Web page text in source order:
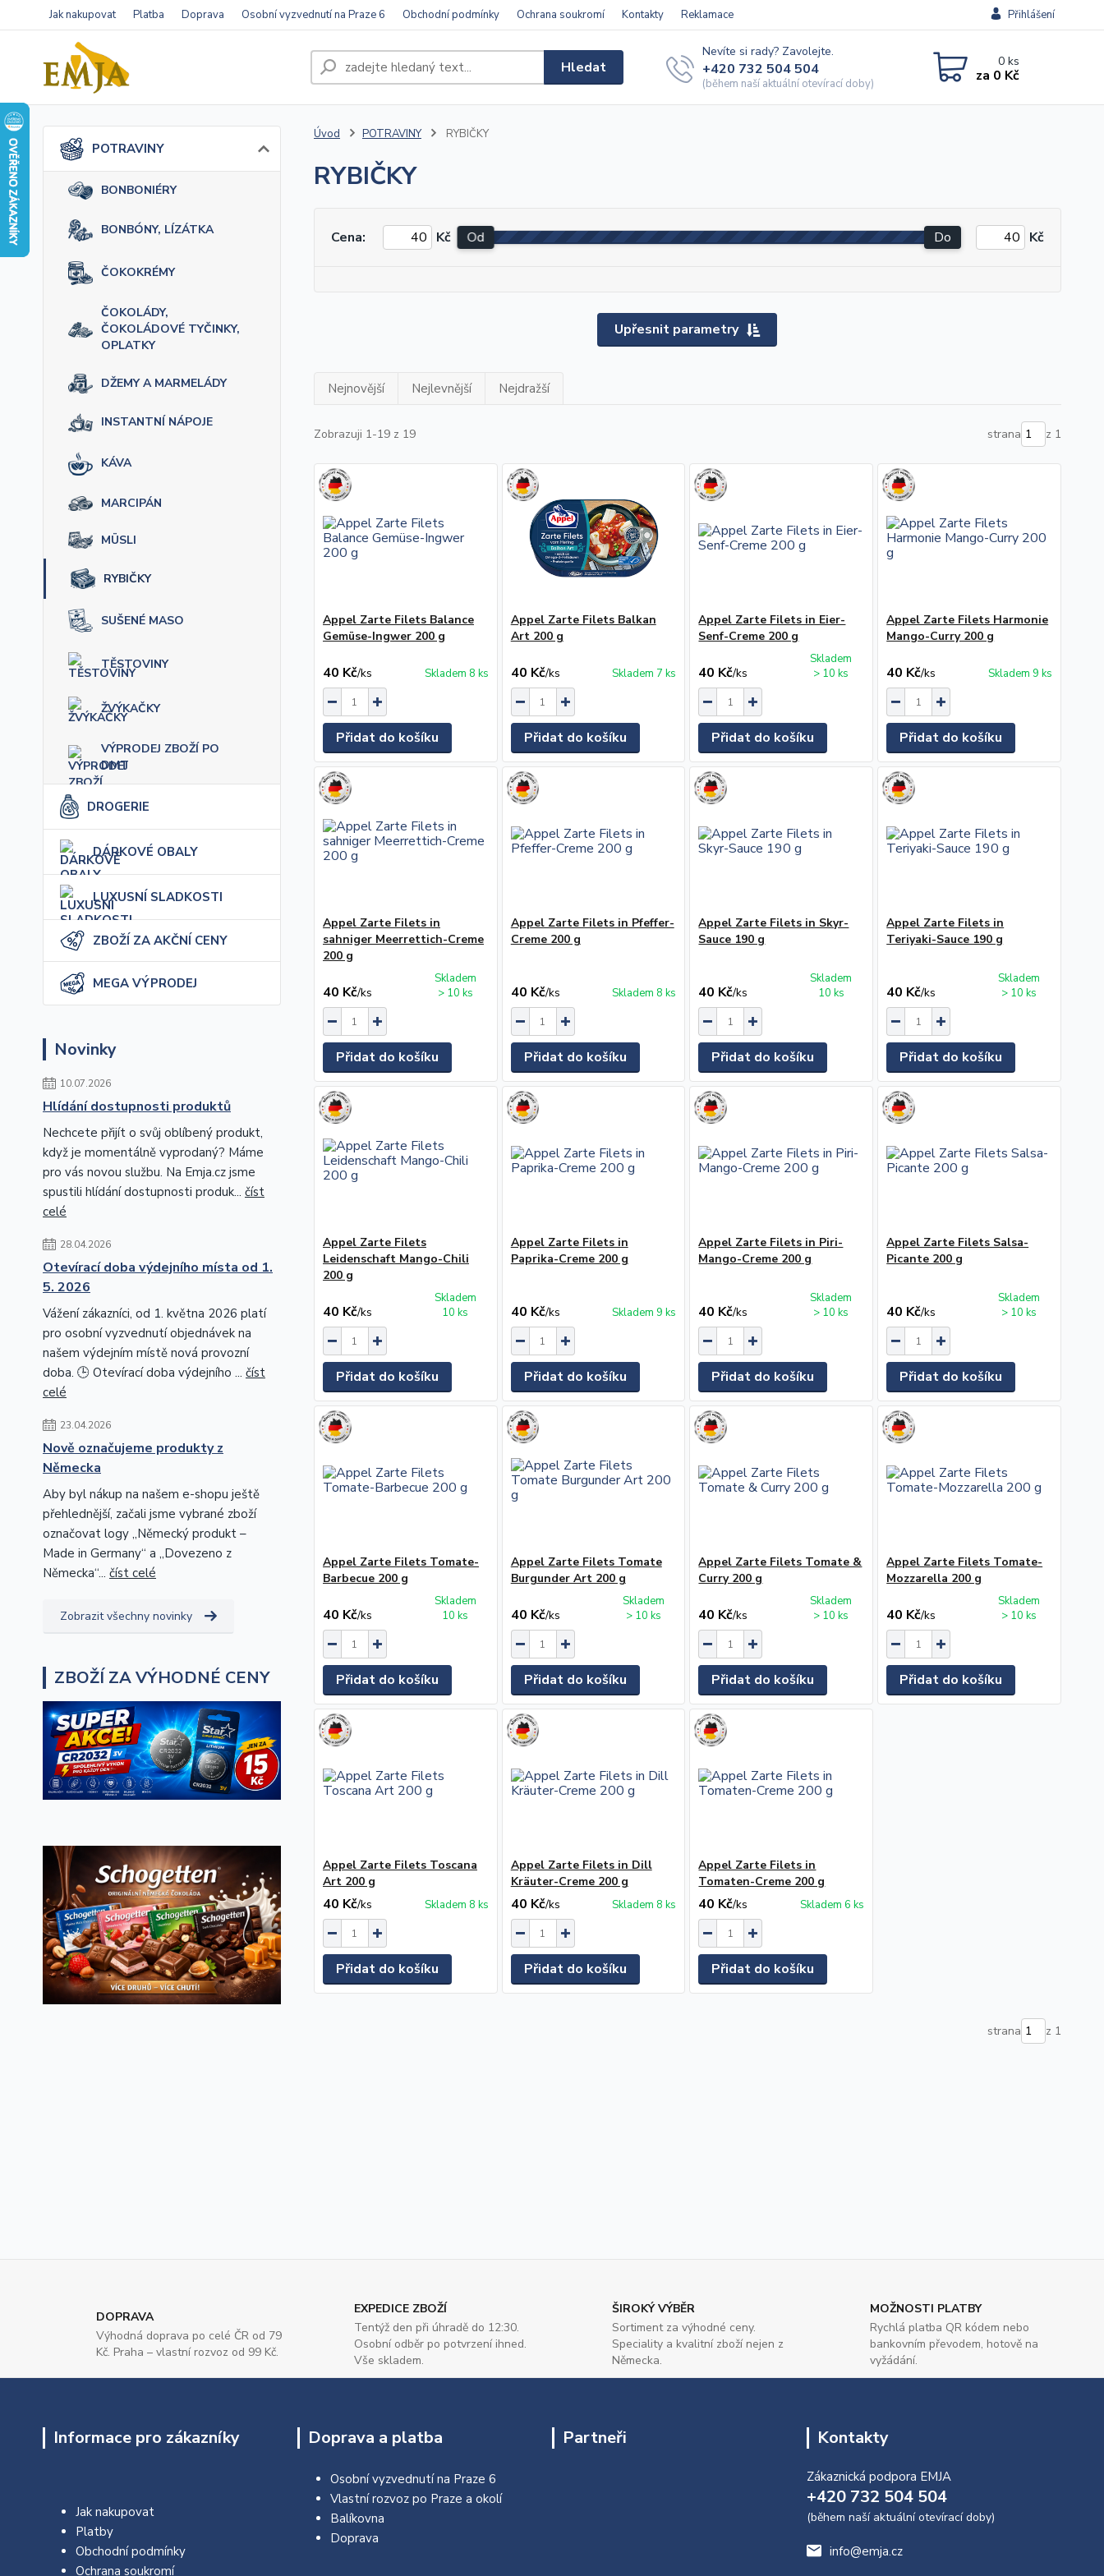
Jak nakupovat Platba Doprava Osobní vyzvednutí na Praze 6 Obchodní podmínky Ochrana soukromí Kontakty Reklamace Přihlášení
Hledat
Nevíte si rady? Zavolejte.
+420 732 504 504
(během naší aktuální otevírací doby)
0ks
za 0 Kč
POTRAVINY
BONBONIÉRY
BONBÓNY, LÍZÁTKA
ČOKOKRÉMY
ČOKOLÁDY,
ČOKOLÁDOVÉ TYČINKY,
OPLATKY
DŽEMY A MARMELÁDY
INSTANTNÍ NÁPOJE
KÁVA
MARCIPÁN
MÜSLI
RYBIČKY
SUŠENÉ MASO
TĚSTOVINY
ŽVÝKAČKY
VÝPRODEJ ZBOŽÍ PO
DMT
DROGERIE
DÁRKOVÉ OBALY
LUXUSNÍ SLADKOSTI
ZBOŽÍ ZA AKČNÍ CENY
MEGA VÝPRODEJ
Novinky
10.07.2026
Hlídání dostupnosti produktů
Nechcete přijít o svůj oblíbený produkt,
když je momentálně vyprodaný? Máme
pro vás novou službu. Na Emja.cz jsme
spustili hlídání dostupnosti produk... číst
celé
28.04.2026
Otevírací doba výdejního místa od 1.
5. 2026
Vážení zákazníci, od 1. května 2026 platí
pro osobní vyzvednutí objednávek na
našem výdejním místě nová provozní
doba. 🕒 Otevírací doba výdejního ... číst
celé
23.04.2026
Nově označujeme produkty z
Německa
Aby byl nákup na našem e-shopu ještě
přehlednější, začali jsme vybrané zboží
označovat logy „Německý produkt –
Made in Germany“ a „Dovezeno z
Německa“... číst celé
Zobrazit všechny novinky
ZBOŽÍ ZA VÝHODNÉ CENY
Úvod POTRAVINY RYBIČKY
RYBIČKY
Upřesnit parametry
Cena: Kč Od Do Kč
Nejnovější Nejlevnější Nejdražší
Zobrazuji 1-19 z 19 strana z 1
Appel Zarte Filets Balance
Gemüse-Ingwer 200 g
40 Kč/ks Skladem 8 ks
Přidat do košíku
Appel Zarte Filets Balkan
Art 200 g
40 Kč/ks Skladem 7 ks
Přidat do košíku
Appel Zarte Filets in Eier-
Senf-Creme 200 g
40 Kč/ks
Skladem
> 10 ks
Přidat do košíku
Appel Zarte Filets Harmonie
Mango-Curry 200 g
40 Kč/ks Skladem 9 ks
Přidat do košíku
Appel Zarte Filets in
sahniger Meerrettich-Creme
200 g
40 Kč/ks
Skladem
> 10 ks
Přidat do košíku
Appel Zarte Filets in Pfeffer-
Creme 200 g
40 Kč/ks Skladem 8 ks
Přidat do košíku
Appel Zarte Filets in Skyr-
Sauce 190 g
40 Kč/ks
Skladem
10 ks
Přidat do košíku
Appel Zarte Filets in
Teriyaki-Sauce 190 g
40 Kč/ks
Skladem
> 10 ks
Přidat do košíku
Appel Zarte Filets
Leidenschaft Mango-Chili
200 g
40 Kč/ks
Skladem
10 ks
Přidat do košíku
Appel Zarte Filets in
Paprika-Creme 200 g
40 Kč/ks Skladem 9 ks
Přidat do košíku
Appel Zarte Filets in Piri-
Mango-Creme 200 g
40 Kč/ks
Skladem
> 10 ks
Přidat do košíku
Appel Zarte Filets Salsa-
Picante 200 g
40 Kč/ks
Skladem
> 10 ks
Přidat do košíku
Appel Zarte Filets Tomate-
Barbecue 200 g
40 Kč/ks
Skladem
10 ks
Přidat do košíku
Appel Zarte Filets Tomate
Burgunder Art 200 g
40 Kč/ks
Skladem
> 10 ks
Přidat do košíku
Appel Zarte Filets Tomate &
Curry 200 g
40 Kč/ks
Skladem
> 10 ks
Přidat do košíku
Appel Zarte Filets Tomate-
Mozzarella 200 g
40 Kč/ks
Skladem
> 10 ks
Přidat do košíku
Appel Zarte Filets Toscana
Art 200 g
40 Kč/ks Skladem 8 ks
Přidat do košíku
Appel Zarte Filets in Dill
Kräuter-Creme 200 g
40 Kč/ks Skladem 8 ks
Přidat do košíku
Appel Zarte Filets in
Tomaten-Creme 200 g
40 Kč/ks Skladem 6 ks
Přidat do košíku
strana z 1
DOPRAVA
Výhodná doprava po celé ČR od 79
Kč. Praha – vlastní rozvoz od 99 Kč.
EXPEDICE ZBOŽÍ
Tentýž den při úhradě do 12:30.
Osobní odběr po potvrzení ihned.
Vše skladem.
ŠIROKÝ VÝBĚR
Sortiment za výhodné ceny.
Speciality a kvalitní zboží nejen z
Německa.
MOŽNOSTI PLATBY
Rychlá platba QR kódem nebo
bankovním převodem, hotově na
vyžádání.
Informace pro zákazníky
Jak nakupovat
Platby
Obchodní podmínky
Ochrana soukromí
Doprava a platba
Osobní vyzvednutí na Praze 6
Vlastní rozvoz po Praze a okolí
Balíkovna
Doprava
Partneři Kontakty
Zákaznická podpora EMJA
+420 732 504 504
(během naší aktuální otevírací doby)
info@emja.cz